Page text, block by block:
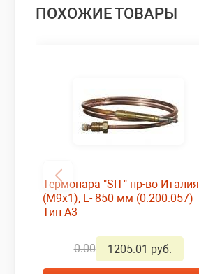
ПОХОЖИЕ ТОВАРЫ
Термопара "SIT" пр-во Италия
(М9х1), L- 850 мм (0.200.057)
Тип А3
0.00 1205.01 руб.